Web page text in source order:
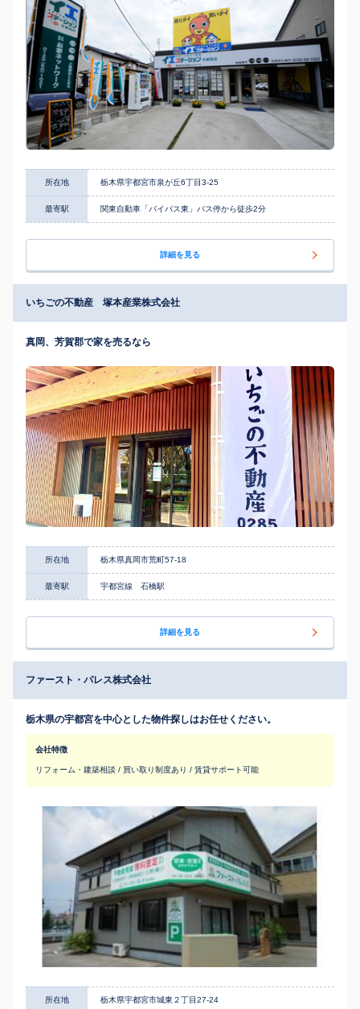
所在地 栃木県宇都宮市泉が丘6丁目3-25
最寄駅 関東自動車「バイパス東」バス停から徒歩2分
詳細を見る
いちごの不動産 塚本産業株式会社
真岡、芳賀郡で家を売るなら
所在地 栃木県真岡市荒町57-18
最寄駅 宇都宮線 石橋駅
詳細を見る
ファースト・パレス株式会社
栃木県の宇都宮を中心とした物件探しはお任せください。
会社特徴
リフォーム・建築相談 / 買い取り制度あり / 賃貸サポート可能
所在地 栃木県宇都宮市城東２丁目27-24